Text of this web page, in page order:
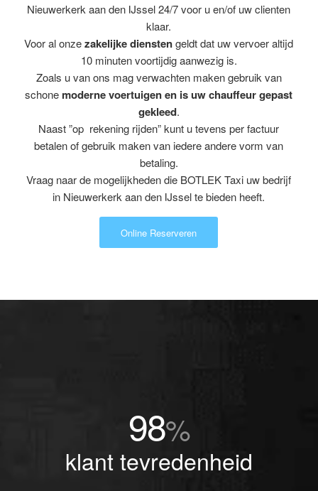
Nieuwerkerk aan den IJssel 24/7 voor u en/of uw clienten
klaar.
Voor al onzezakelijke dienstengeldt dat uw vervoer altijd
10 minuten voortijdig aanwezig is.
Zoals u van ons mag verwachten maken gebruik van
schone moderne voertuigen en is uw chauffeur gepast
gekleed.
Naast ”op rekening rijden” kunt u tevens per factuur
betalen of gebruik maken van iedere andere vorm van
betaling.
Vraag naar de mogelijkheden die BOTLEK Taxi uw bedrijf
in Nieuwerkerk aan den IJssel te bieden heeft.
Online Reserveren
98%
klant tevredenheid